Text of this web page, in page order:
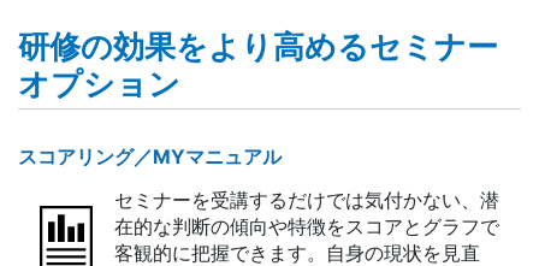
研修の効果をより高めるセミナー
オプション
スコアリング／MYマニュアル
セミナーを受講するだけでは気付かない、潜
在的な判断の傾向や特徴をスコアとグラフで
客観的に把握できます。自身の現状を見直